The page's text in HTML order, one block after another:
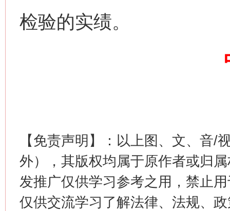
检验的实绩。
【免责声明】：以上图、文、音/
外），其版权均属于原作者或归
发推广仅供学习参考之用，禁止
仅供交流学习了解法律、法规、